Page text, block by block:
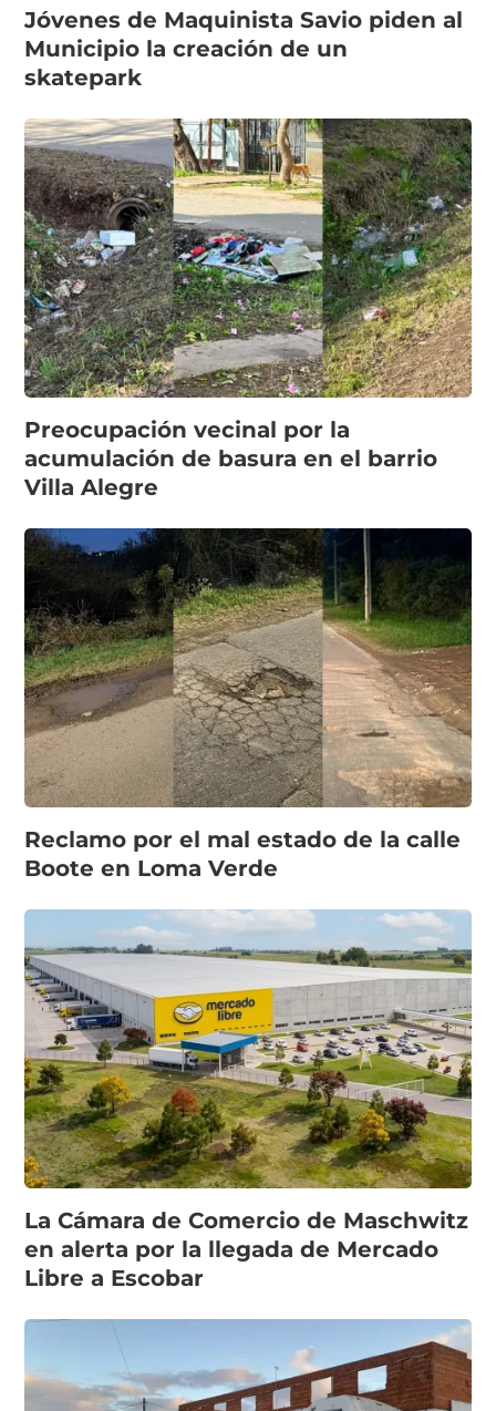
Jóvenes de Maquinista Savio piden al
Municipio la creación de un
skatepark
Preocupación vecinal por la
acumulación de basura en el barrio
Villa Alegre
Reclamo por el mal estado de la calle
Boote en Loma Verde
La Cámara de Comercio de Maschwitz
en alerta por la llegada de Mercado
Libre a Escobar